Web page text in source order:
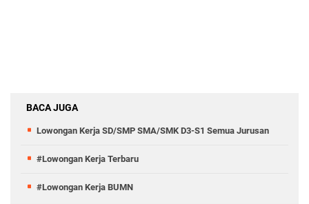
BACA JUGA
Lowongan Kerja SD/SMP SMA/SMK D3-S1 Semua Jurusan
#Lowongan Kerja Terbaru
#Lowongan Kerja BUMN